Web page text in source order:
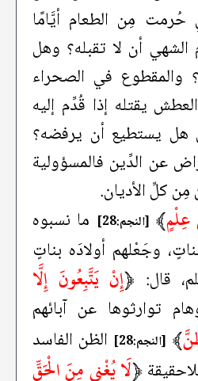
حُرمت مِن الطعام أيَّامًا
أن لا تقبله؟ وهل
والمقطوع في الصحراء
يقتله إذا قُدِّم إليه
هل يستطيع أن يرفضه؟
عن الدِّين فالمسؤولية
كلِّ الأديان.
عِلْمٍ﴾ [النجم:28]
ما نسبوه
وجَعْلهم أولادَه بناتٍ
قال: ﴿إِنْ يَتَّبِعُونَ إِلَّا
توارثوها عن آبائهم
﴾ [النجم:28]
الظن الفاسد
﴿لَا يُغْنِي مِنَ الْحَقِّ